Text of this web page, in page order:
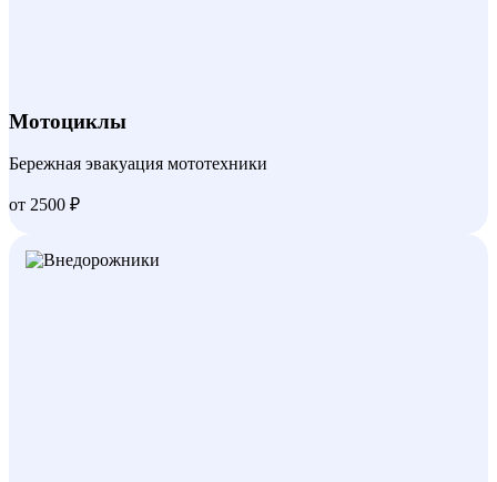
Мотоциклы
Бережная эвакуация мототехники
от 2500 ₽